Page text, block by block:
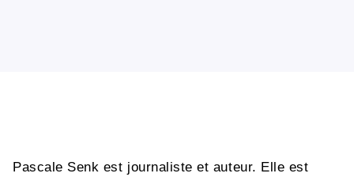
Pascale Senk est journaliste et auteur. Elle est